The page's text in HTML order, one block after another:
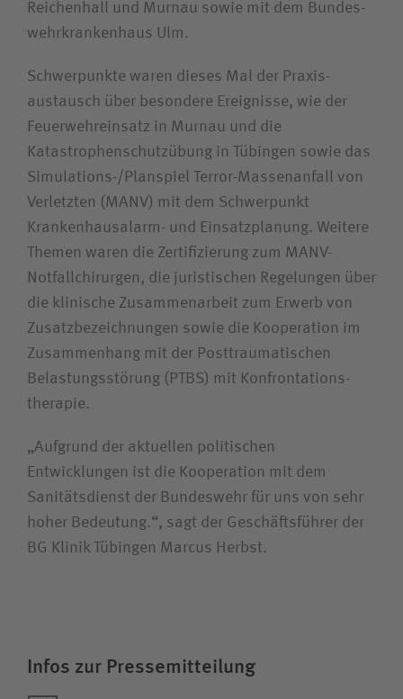
Reichenhall und Murnau sowie mit dem Bundes­
wehr­krankenhaus Ulm.
Schwerpunkte waren dieses Mal der Praxis­
austausch über besondere Ereignisse, wie der
Feuerwehr­einsatz in Murnau und die
Katastrophen­schutz­übung in Tübingen sowie das
Simulations-/Planspiel Terror-Massen­anfall von
Verletzten (MANV) mit dem Schwerpunkt
Krankenhaus­alarm- und Einsatzplanung. Weitere
Themen waren die Zertifizierung zum MANV-
Notfallchirurgen, die juristischen Regelungen über
die klinische Zusammenarbeit zum Erwerb von
Zusatz­bezeichnungen sowie die Kooperation im
Zusammen­hang mit der Post­traumatischen
Belastungs­störung (PTBS) mit Konfrontations­
therapie.
„Aufgrund der aktuellen politischen
Entwicklungen ist die Kooperation mit dem
Sanitätsdienst der Bundeswehr für uns von sehr
hoher Bedeutung.“, sagt der Geschäfts­führer der
BG Klinik Tübingen Marcus Herbst.
Infos zur Pressemitteilung